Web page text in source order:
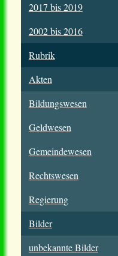
2017 bis 2019
2002 bis 2016
Rubrik
Akten
Bildungswesen
Geldwesen
Gemeindewesen
Rechtswesen
Regierung
Bilder
unbekannte Bilder